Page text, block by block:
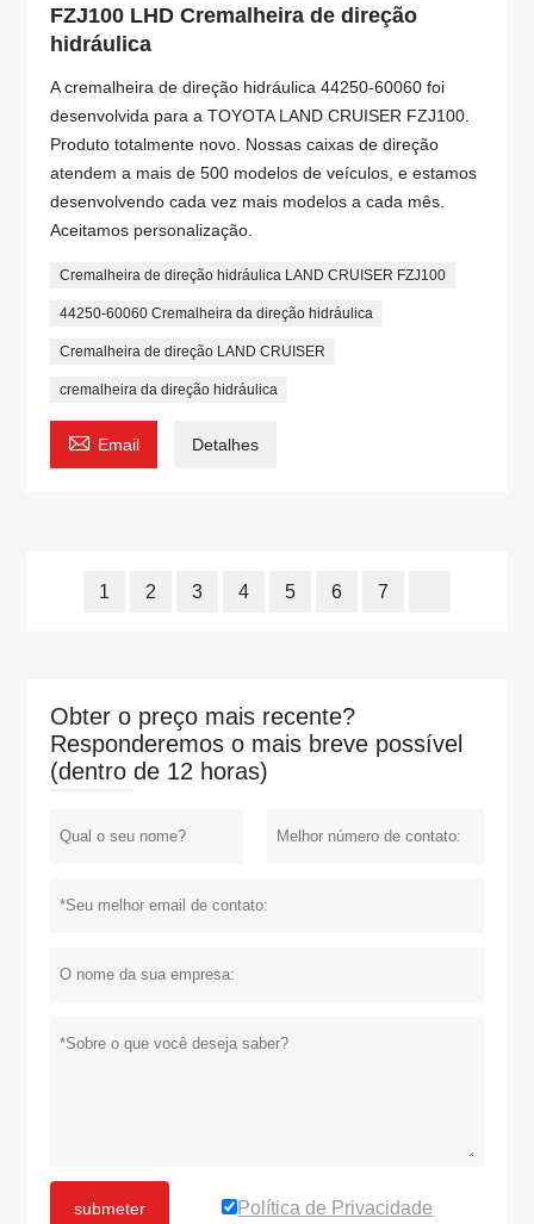
FZJ100 LHD Cremalheira de direção
hidráulica
A cremalheira de direção hidráulica 44250-60060 foi
desenvolvida para a TOYOTA LAND CRUISER FZJ100.
Produto totalmente novo. Nossas caixas de direção
atendem a mais de 500 modelos de veículos, e estamos
desenvolvendo cada vez mais modelos a cada mês.
Aceitamos personalização.
Cremalheira de direção hidráulica LAND CRUISER FZJ100
44250-60060 Cremalheira da direção hidráulica
Cremalheira de direção LAND CRUISER
cremalheira da direção hidráulica
 Email Detalhes
1 2 3 4 5 6 7
Obter o preço mais recente?
Responderemos o mais breve possível
(dentro de 12 horas)
submeter Política de Privacidade